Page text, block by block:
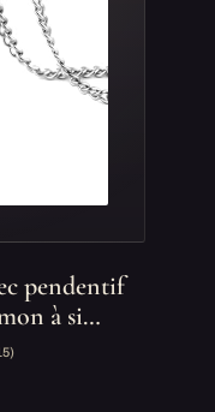
pendentif
à si…